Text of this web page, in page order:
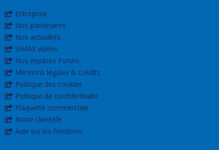
Entreprise
Nos partenaires
Nos actualités
SIMAX vidéos
Nos espaces Forum
Mentions légales & Crédits
Politique des cookies
Politique de confidentialité
Plaquette commerciale
Notre clientèle
Aide sur les fonctions